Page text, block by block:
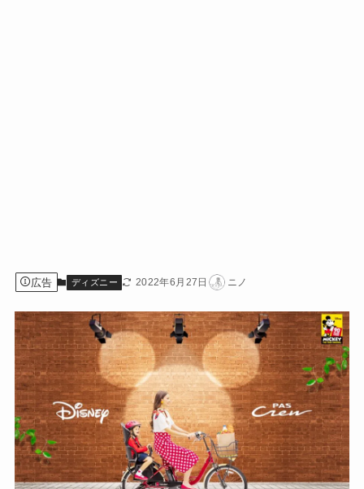
広告 ディズニー 2022年6月27日 ニノ